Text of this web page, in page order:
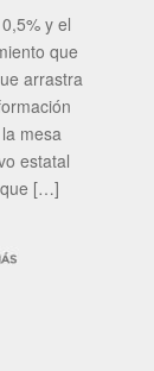
y el
que
arrastra
mesa
estatal
que […]